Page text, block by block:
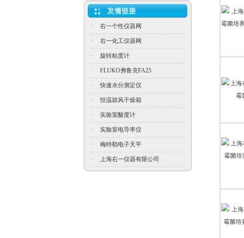
· 右一个性仪器网
· 右一化工仪器网
· 旋转粘度计
· FLUKO弗鲁克FA25
· 快速水分测定仪
· 恒温鼓风干燥箱
· 实验室酸度计
· 实验室电导率仪
· 梅特勒电子天平
· 上海右一仪器有限公司